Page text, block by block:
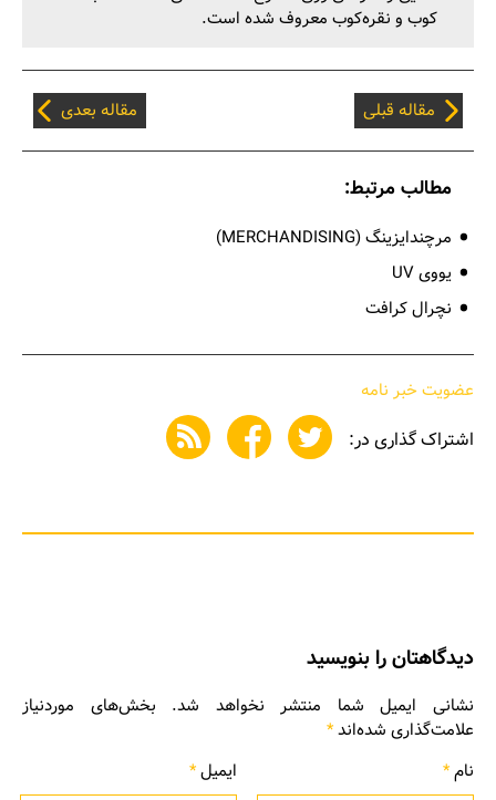
کوب و نقره‌کوب معروف شده است.
مقاله قبلی مقاله بعدی
مطالب مرتبط:
مرچندایزینگ (MERCHANDISING)
یووی UV
نچرال کرافت
عضویت خبر نامه
اشتراک گذاری در:
دیدگاهتان را بنویسید
نشانی ایمیل شما منتشر نخواهد شد.
بخش‌های موردنیاز
علامت‌گذاری شده‌اند*
نام* ایمیل*